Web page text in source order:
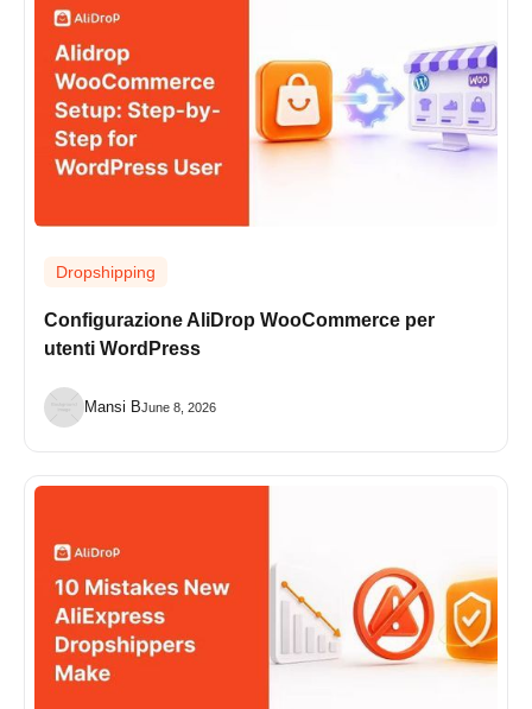
Dropshipping
Configurazione AliDrop WooCommerce per
utenti WordPress
Mansi BJune 8, 2026